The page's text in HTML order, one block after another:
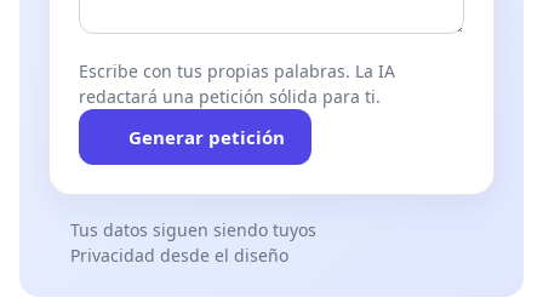
Escribe con tus propias palabras. La IA
redactará una petición sólida para ti.
Generar petición
Tus datos siguen siendo tuyos
Privacidad desde el diseño